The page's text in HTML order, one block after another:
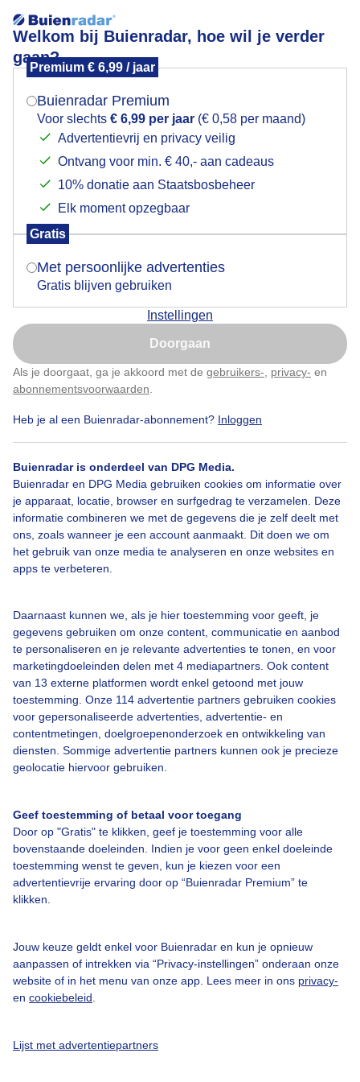
Welkom bij Buienradar, hoe wil je verder
gaan?
Premium € 6,99 / jaar
Buienradar Premium
Voor slechts € 6,99 per jaar (€ 0,58 per maand)
Advertentievrij en privacy veilig
Ontvang voor min. € 40,- aan cadeaus
10% donatie aan Staatsbosbeheer
Elk moment opzegbaar
Gratis
Met persoonlijke advertenties
Gratis blijven gebruiken
Instellingen
Doorgaan
Als je doorgaat, ga je akkoord met de gebruikers- privacy- en
abonnementsvoorwaarden
Heb je al een Buienradar-abonnement? Inloggen
Buienradar is onderdeel van DPG Media.
Buienradar en DPG Media gebruiken cookies om informatie over
je apparaat, locatie, browser en surfgedrag te verzamelen. Deze
informatie combineren we met de gegevens die je zelf deelt met
ons, zoals wanneer je een account aanmaakt. Dit doen we om
het gebruik van onze media te analyseren en onze websites en
apps te verbeteren.
Daarnaast kunnen we, als je hier toestemming voor geeft, je
gegevens gebruiken om onze content, communicatie en aanbod
te personaliseren en je relevante advertenties te tonen, en voor
marketingdoeleinden delen met 4 mediapartners. Ook content
van 13 externe platformen wordt enkel getoond met jouw
toestemming. Onze 114 advertentie partners gebruiken cookies
voor gepersonaliseerde advertenties, advertentie- en
contentmetingen, doelgroepenonderzoek en ontwikkeling van
diensten. Sommige advertentie partners kunnen ook je precieze
geolocatie hiervoor gebruiken.
Geef toestemming of betaal voor toegang
Door op "Gratis" te klikken, geef je toestemming voor alle
bovenstaande doeleinden. Indien je voor geen enkel doeleinde
toestemming wenst te geven, kun je kiezen voor een
advertentievrije ervaring door op “Buienradar Premium” te
klikken.
Jouw keuze geldt enkel voor Buienradar en kun je opnieuw
aanpassen of intrekken via “Privacy-instellingen” onderaan onze
website of in het menu van onze app. Lees meer in ons privacy-
en cookiebeleid
Lijst met advertentiepartners
Eropuit met de sjees
Door: Toon Boons
Bekijk slideshow
Een moment geduld aub...
Over Buienradar
Contact
Toegankelijkheid
Gebruikersvoorwaarden
Buienradar Team
Privacy beleid
Cookie beleid
Gratis weerdata
Mogen we je locatie gebruiken voor het
Indien je hier nog geen akkoord op hebt gegeven,
verschijnt er zo een pop-up uit je browser waarin
Is goed, toon de popup
Nu niet, misschien later
Klik hierom dit aan te passen